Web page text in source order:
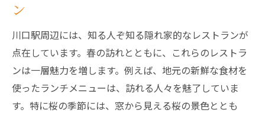
ン
川口駅周辺には、知る人ぞ知る隠れ家的なレストランが
点在しています。春の訪れとともに、これらのレストラ
ンは一層魅力を増します。例えば、地元の新鮮な食材を
使ったランチメニューは、訪れる人々を魅了していま
す。特に桜の季節には、窓から見える桜の景色ととも